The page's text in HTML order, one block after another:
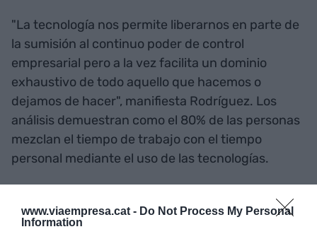
www.viaempresa.cat - Do Not Process My Personal
Information
"La tecnología nos permite liberarnos en parte de
la sumisión al continuo poder de control
empresarial pero a la vez facilita un dominio
exhaustivo de todo aquello que hacemos o
dejamos de hacer", manifiesta Rodríguez. Los
análisis demuestran como el 80% de las personas
mezclan el tiempo de trabajo con el tiempo
personal mediante el uso de las tecnologías.
Hertfordshire(Reino Unido) de 2016 muestra